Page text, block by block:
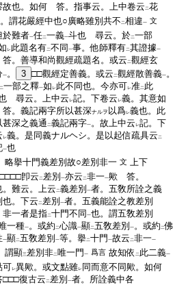
故也。如何 答。指事云。上中卷云 二花
。謂花嚴經中也○廣略雖別共不 二相違一 文
難者一任二一義一斗也 尋云。於二一部
レ此題名有二不同 一事。他師釋有二其證據一
。善導和尚觀經疏題名。或云 二觀經玄
一。 3 □□觀經定善義。或云 二觀經散善義一。
二一部之釋一如 レ此不同也。今亦可レ准二 此
尋云。上中云 レ記。下卷云 レ義。其意如
。義記兩字所以甚深ナルヲ 以爲レ義也。此
甚深之義通 二義記兩字一。故上中云 レ記。下
レ義。是同義ナルヘシ。是以起信疏具云 二
一也
略擧十門義差別故○差別非一 文 上下
卽云 二差別 一亦云 二非一一歟 答。
。難云。上云 二義差別 一者。五敎所詮之義
也。下云 二差別 一者。五義能詮之教差別
非一者是指二十門不同 一也。謂五敎差別
一種一。或約 二心識一顯二五敎差別 一。或約 二佛
一顯二五敎差別 一等。擧二十門 一故云 二非一一
謂顯三差別非二唯一門 一 爲言 故知依 二 此二義一
可レ異歟。或文點雖レ 同而意不同歟。如何
復古云 二差別 一者。所詮義中各